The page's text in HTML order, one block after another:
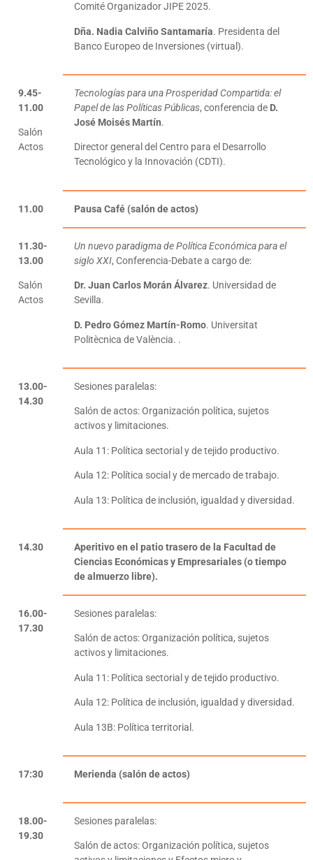
Comité Organizador JIPE 2025.
Dña. Nadia Calviño Santamaría. Presidenta del
Banco Europeo de Inversiones (virtual).
9.45-
11.00
Salón
Actos
Tecnologías para una Prosperidad Compartida: el
Papel de las Políticas Públicas, conferencia de D.
José Moisés Martín.
Director general del Centro para el Desarrollo
Tecnológico y la Innovación (CDTI).
11.00 Pausa Café (salón de actos)
11.30-
13.00
Salón
Actos
Un nuevo paradigma de Política Económica para el
siglo XXI, Conferencia-Debate a cargo de:
Dr. Juan Carlos Morán Álvarez. Universidad de
Sevilla.
D. Pedro Gómez Martín-Romo. Universitat
Politècnica de València. .
13.00-
14.30
Sesiones paralelas:
Salón de actos: Organización política, sujetos
activos y limitaciones.
Aula 11: Política sectorial y de tejido productivo.
Aula 12: Política social y de mercado de trabajo.
Aula 13: Política de inclusión, igualdad y diversidad.
14.30
Aperitivo en el patio trasero de la Facultad de
Ciencias Económicas y Empresariales (o tiempo
de almuerzo libre).
16.00-
17.30
Sesiones paralelas:
Salón de actos: Organización política, sujetos
activos y limitaciones.
Aula 11: Política sectorial y de tejido productivo.
Aula 12: Política de inclusión, igualdad y diversidad.
Aula 13B: Política territorial.
17:30 Merienda (salón de actos)
18.00-
19.30
Sesiones paralelas:
Salón de actos: Organización política, sujetos